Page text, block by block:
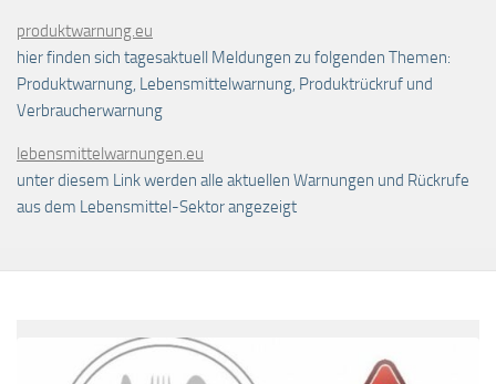
produktwarnung.eu
hier finden sich tagesaktuell Meldungen zu folgenden Themen:
Produktwarnung, Lebensmittelwarnung, Produktrückruf und
Verbraucherwarnung
lebensmittelwarnungen.eu
unter diesem Link werden alle aktuellen Warnungen und Rückrufe
aus dem Lebensmittel-Sektor angezeigt